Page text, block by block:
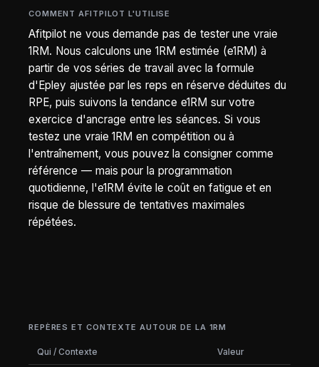
COMMENT AFITPILOT L'UTILISE
Afitpilot ne vous demande pas de tester une vraie
1RM. Nous calculons une 1RM estimée (e1RM) à
partir de vos séries de travail avec la formule
d'Epley ajustée par les reps en réserve déduites du
RPE, puis suivons la tendance e1RM sur votre
exercice d'ancrage entre les séances. Si vous
testez une vraie 1RM en compétition ou à
l'entraînement, vous pouvez la consigner comme
référence — mais pour la programmation
quotidienne, l'e1RM évite le coût en fatigue et en
risque de blessure de tentatives maximales
répétées.
REPÈRES ET CONTEXTE AUTOUR DE LA 1RM
Qui / Contexte Valeur